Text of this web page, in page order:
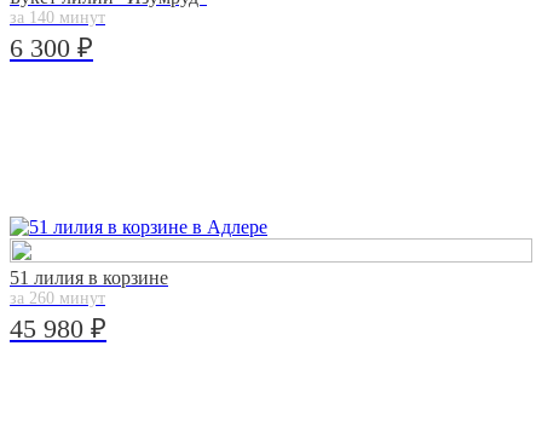
за 140 минут
6 300 ₽
51 лилия в корзине
за 260 минут
45 980 ₽